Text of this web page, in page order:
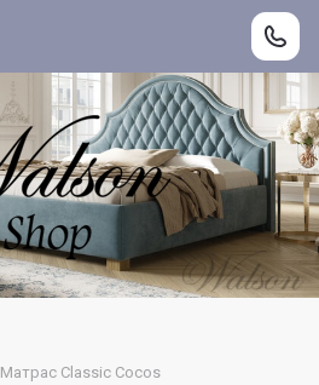
Матрас Classic Cocos